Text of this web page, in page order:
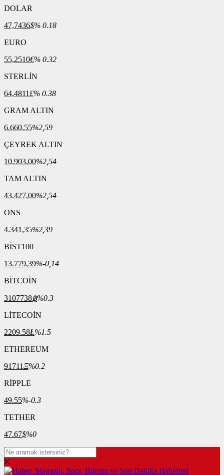
DOLAR
47,7436$% 0.18
EURO
55,2510€% 0.32
STERLİN
64,4811£% 0.38
GRAM ALTIN
6.660,55%2,59
ÇEYREK ALTIN
10.903,00%2,54
TAM ALTIN
43.427,00%2,54
ONS
4.341,35%2,39
BİST100
13.779,39%-0,14
BİTCOİN
3107738฿%0.3
LİTECOİN
2209.58Ł%1.5
ETHEREUM
91711Ξ%0.2
RİPPLE
49.55%-0.3
TETHER
47.67$%0